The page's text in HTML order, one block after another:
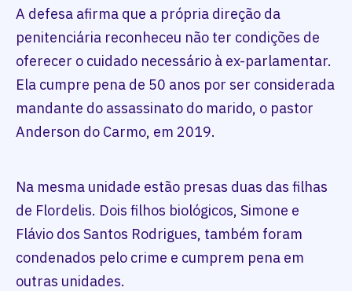
A defesa afirma que a própria direção da
penitenciária reconheceu não ter condições de
oferecer o cuidado necessário à ex-parlamentar.
Ela cumpre pena de 50 anos por ser considerada
mandante do assassinato do marido, o pastor
Anderson do Carmo, em 2019.
Na mesma unidade estão presas duas das filhas
de Flordelis. Dois filhos biológicos, Simone e
Flávio dos Santos Rodrigues, também foram
condenados pelo crime e cumprem pena em
outras unidades.